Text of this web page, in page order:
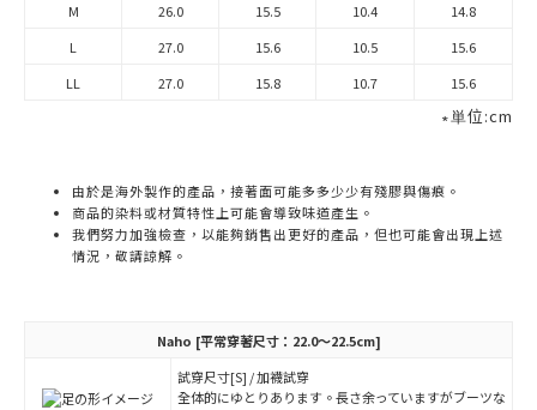
M
26.0 15.5 10.4
14.8
L
27.0 15.6 10.5
15.6
LL
27.0 15.8 10.7 15.6
∗単位:cm
由於是海外製作的產品，接著面可能多多少少有殘膠與傷痕。
商品的染料或材質特性上可能會導致味道產生。
我們努力加強檢查，以能夠銷售出更好的產品，但也可能會出現上述
情況，敬請諒解。
Naho [平常穿著尺寸：22.0～22.5cm]
試穿尺寸[S] / 加襪試穿
全体的にゆとりあります。長さ余っていますがブーツな